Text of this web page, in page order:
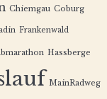
Chiemgau Coburg
Frankenwald
Hassberge
MainRadweg